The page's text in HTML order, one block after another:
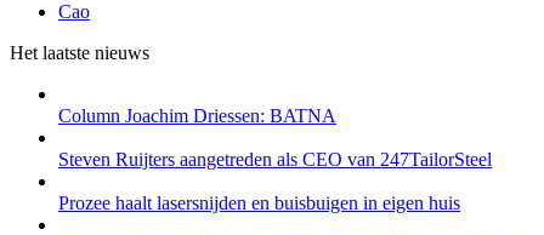
Cao
Het laatste nieuws
Column Joachim Driessen: BATNA
Steven Ruijters aangetreden als CEO van 247TailorSteel
Prozee haalt lasersnijden en buisbuigen in eigen huis